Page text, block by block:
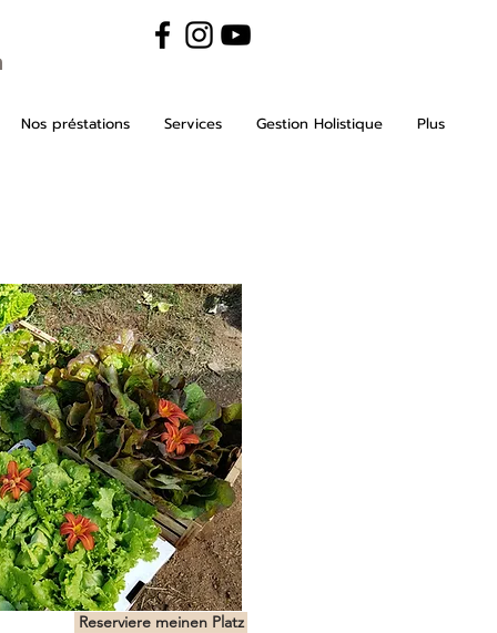
Nos préstations Services Gestion Holistique Plus
Reserviere meinen Platz